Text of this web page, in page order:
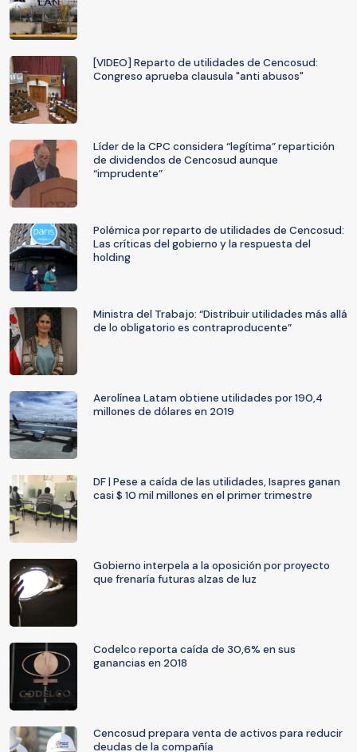
[VIDEO] Reparto de utilidades de Cencosud:
Congreso aprueba clausula "anti abusos"
Líder de la CPC considera “legítima” repartición
de dividendos de Cencosud aunque
“imprudente”
Polémica por reparto de utilidades de Cencosud:
Las críticas del gobierno y la respuesta del
holding
Ministra del Trabajo: “Distribuir utilidades más allá
de lo obligatorio es contraproducente”
Aerolínea Latam obtiene utilidades por 190,4
millones de dólares en 2019
DF | Pese a caída de las utilidades, Isapres ganan
casi $ 10 mil millones en el primer trimestre
Gobierno interpela a la oposición por proyecto
que frenaría futuras alzas de luz
Codelco reporta caída de 30,6% en sus
ganancias en 2018
Cencosud prepara venta de activos para reducir
deudas de la compañía